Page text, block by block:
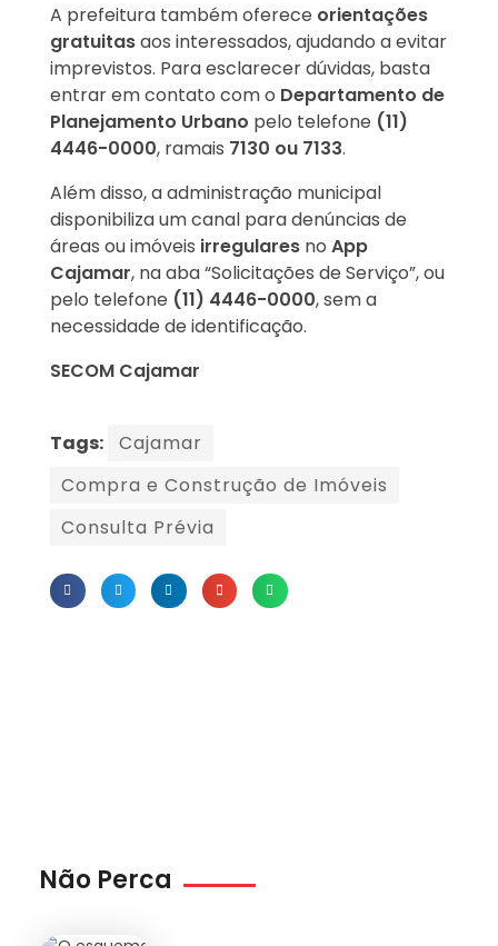
A prefeitura também oferece orientações
gratuitasaos interessados, ajudando a evitar
imprevistos. Para esclarecer dúvidas, basta
entrar em contato com o Departamento de
Planejamento Urbano pelo telefone (11)
4446-0000, ramais 7130 ou 7133.
Além disso, a administração municipal
disponibiliza um canal para denúncias de
áreas ou imóveis irregulares no App
Cajamar, na aba “Solicitações de Serviço”, ou
pelo telefone (11) 4446-0000, sem a
necessidade de identificação.
SECOM Cajamar
Tags:
Cajamar
Compra e Construção de Imóveis
Consulta Prévia
Não Perca